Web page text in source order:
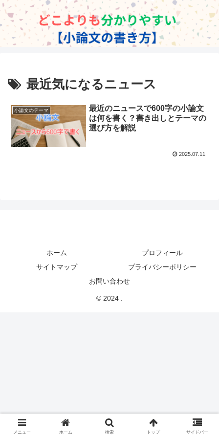
最近気になるニュース
小論文のテーマ
最近のニュースで600字の小論文
は何を書く？書き出しとテーマの
選び方を解説
2025.07.11
ホーム
プロフィール
サイトマップ
プライバシーポリシー
お問い合わせ
© 2024 .
メニュー ホーム 検索 トップ サイドバー